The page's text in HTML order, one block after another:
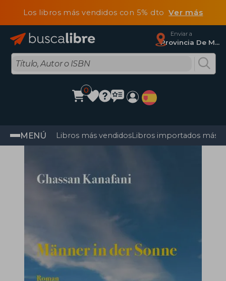
Los libros más vendidos con 5% dtoVer más
Enviar a
Provincia De Madrid
0
MENÚ Libros más vendidosLibros importados más